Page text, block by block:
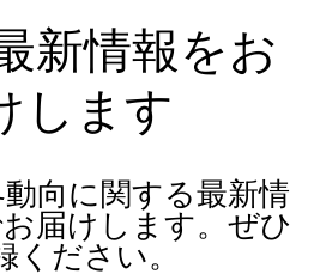
新情報をお
します
向に関する最新情
届けします。ぜひ
ください。